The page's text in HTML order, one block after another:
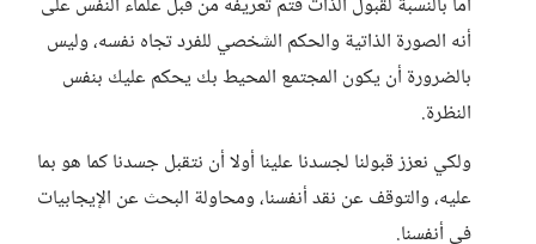
أنه الصورة الذاتية والحكم الشخصي للفرد تجاه نفسه، وليس
بالضرورة أن يكون المجتمع المحيط بك يحكم عليك بنفس
النظرة.
ولكي نعزز قبولنا لجسدنا علينا أولا أن نتقبل جسدنا كما هو بما
عليه، والتوقف عن نقد أنفسنا، ومحاولة البحث عن الإيجابيات
في أنفسنا.